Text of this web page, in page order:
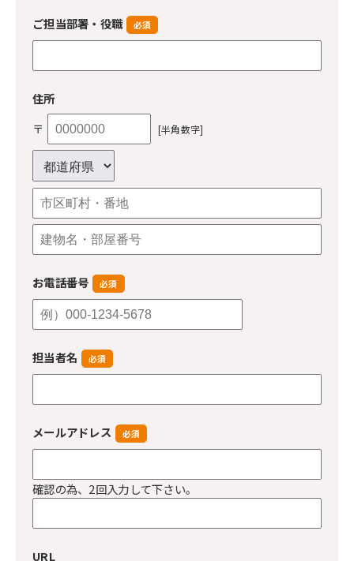
ご担当部署・役職 必須
住所
〒
[半角数字]
お電話番号 必須
担当者名 必須
メールアドレス 必須
確認の為、2回入力して下さい。
URL